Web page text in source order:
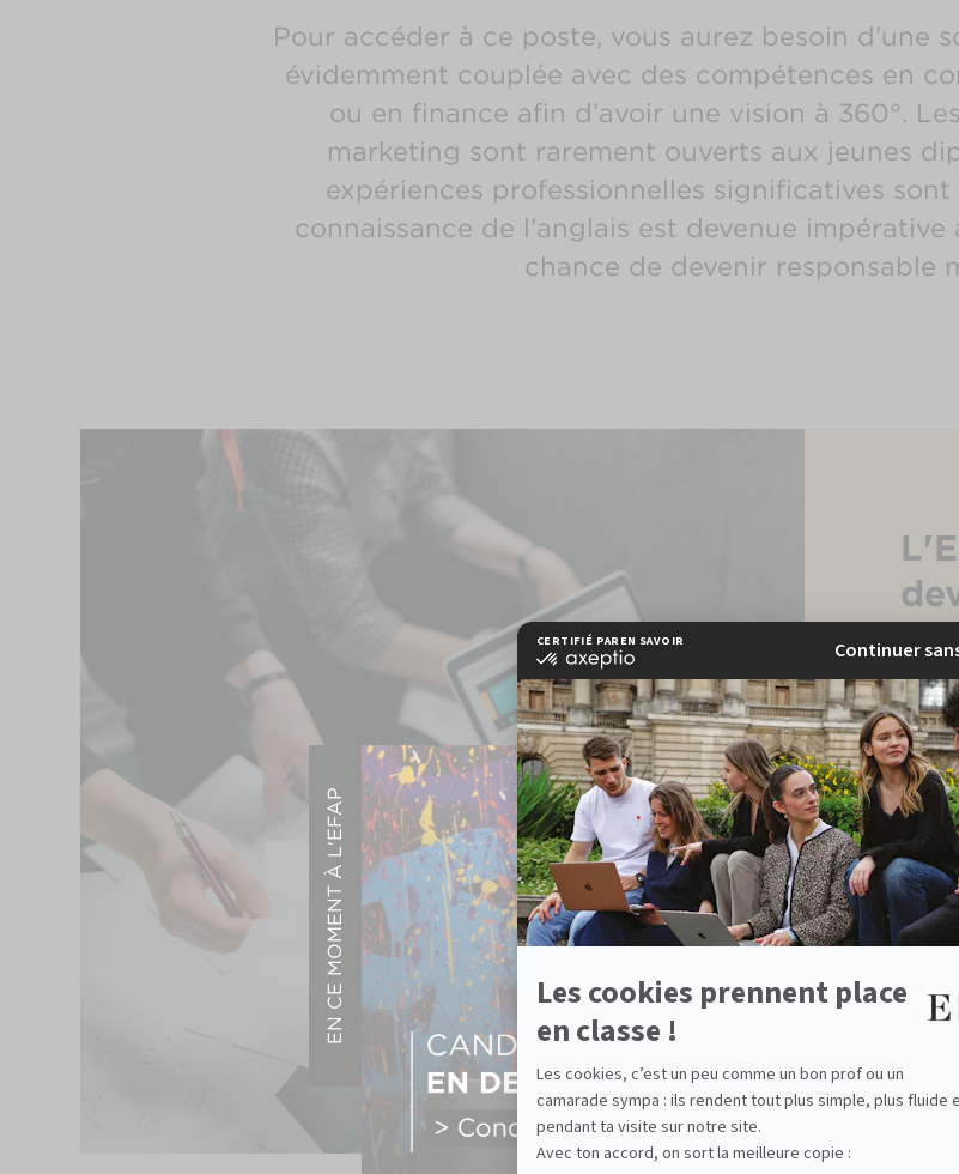
Pour accéder à ce poste, vous aurez besoin d’une
évidemment couplée avec des compétences en
ou en finance afin d’avoir une vision à 360°.
marketing sont rarement ouverts aux jeunes
expériences professionnelles significatives sont
connaissance de l’anglais est devenue impérative
chance de devenir responsable
ou
futurs
EN CE MOMENT À L'EFAP